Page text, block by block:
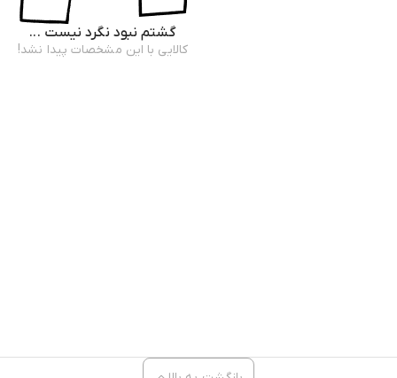
گشتم نبود نگرد نیست ...
کالایی با این مشخصات پیدا نشد!